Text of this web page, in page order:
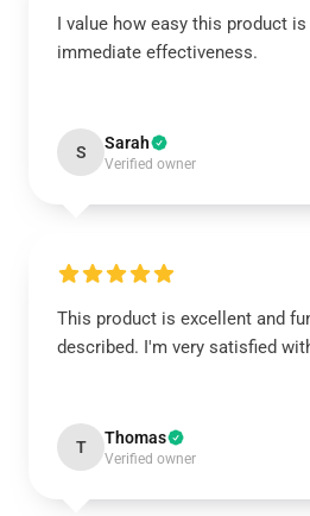
I value how easy this product
immediate effectiveness.
S Sarah
Verified owner
This product is excellent and
described. I'm very satisfied
T Thomas
Verified owner